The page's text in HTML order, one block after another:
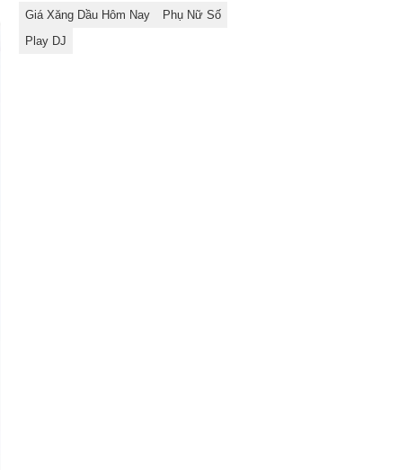
Giá Xăng Dầu Hôm Nay
Phụ Nữ Số
Play DJ